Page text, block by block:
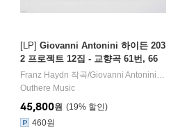
Franz Schubert작곡 외 44명
Giovanni Antonini지휘/Il Giardino Armonico
[LP] Giovanni Antonini 하이든 203
2 프로젝트 12집 - 교향곡 61번, 66
번, 69번, 장난감 교향곡 (Haydn 203
2 Vol. 12 - Les jeux et les plaisi)
Franz Haydn 작곡/Giovanni Antonini지휘/
Outhere Music
19%
45,800원
460원